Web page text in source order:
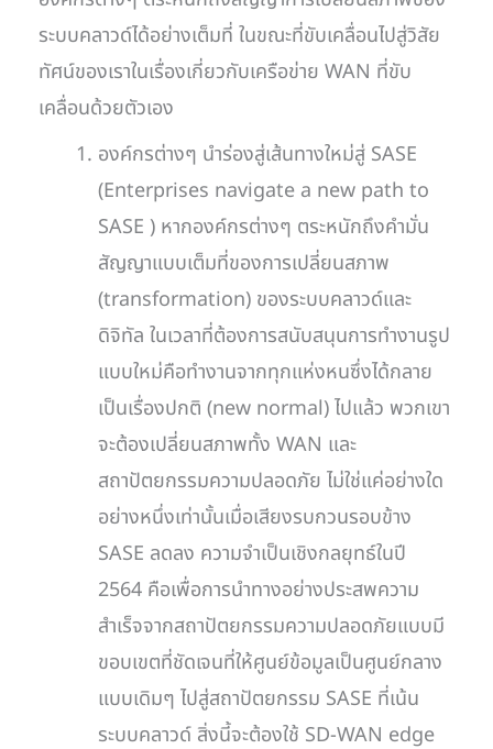
ระบบคลาวด์ได้อย่างเต็มที่ ในขณะที่ขับเคลื่อนไปสู่วิสัย
ทัศน์ของเราในเรื่องเกี่ยวกับเครือข่าย WAN ที่ขับ
เคลื่อนด้วยตัวเอง
องค์กรต่างๆ นำร่องสู่เส้นทางใหม่สู่ SASE
(Enterprises navigate a new path to
SASE ) หากองค์กรต่างๆ ตระหนักถึงคำมั่น
สัญญาแบบเต็มที่ของการเปลี่ยนสภาพ
(transformation) ของระบบคลาวด์และ
ดิจิทัล ในเวลาที่ต้องการสนับสนุนการทำงานรูป
แบบใหม่คือทำงานจากทุกแห่งหนซึ่งได้กลาย
เป็นเรื่องปกติ (new normal) ไปแล้ว พวกเขา
จะต้องเปลี่ยนสภาพทั้ง WAN และ
สถาปัตยกรรมความปลอดภัย ไม่ใช่แค่อย่างใด
อย่างหนึ่งเท่านั้นเมื่อเสียงรบกวนรอบข้าง
SASE ลดลง ความจำเป็นเชิงกลยุทธ์ในปี
2564 คือเพื่อการนำทางอย่างประสพความ
สำเร็จจากสถาปัตยกรรมความปลอดภัยแบบมี
ขอบเขตที่ชัดเจนที่ให้ศูนย์ข้อมูลเป็นศูนย์กลาง
แบบเดิมๆ ไปสู่สถาปัตยกรรม SASE ที่เน้น
ระบบคลาวด์ สิ่งนี้จะต้องใช้ SD-WAN edge